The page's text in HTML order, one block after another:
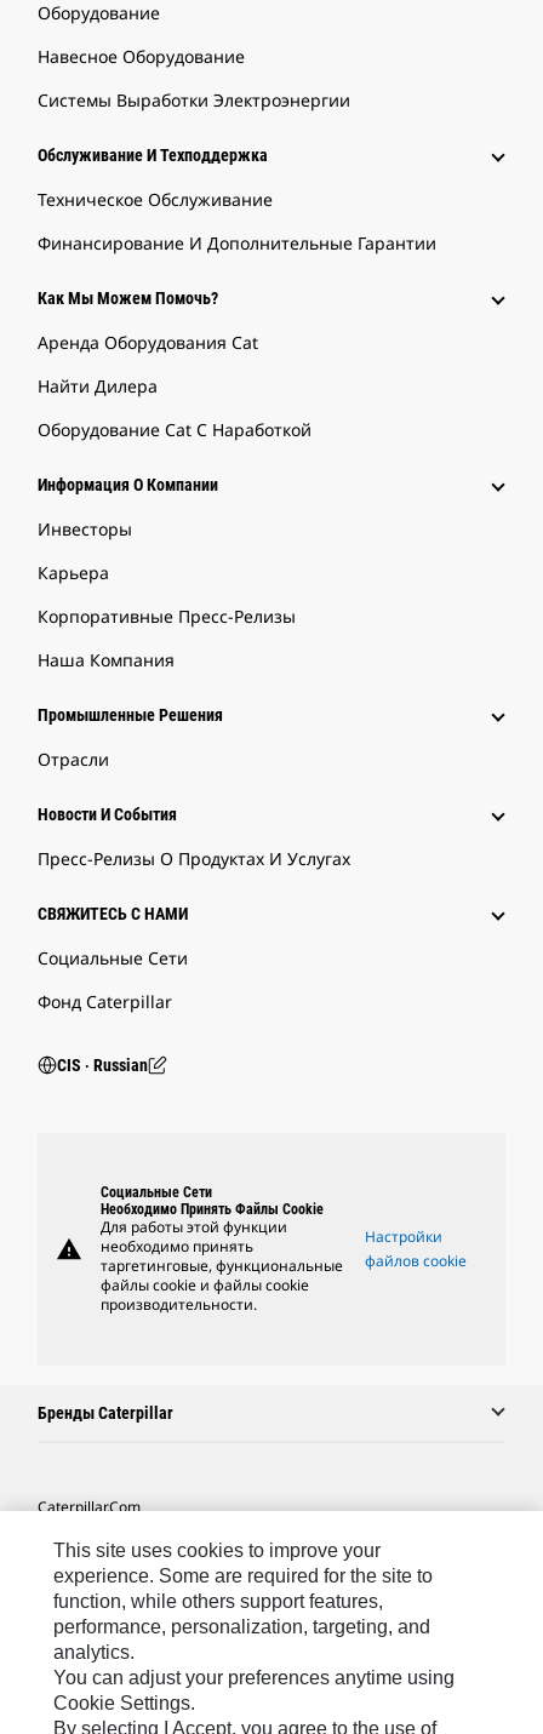
Оборудование
Навесное Оборудование
Системы Выработки Электроэнергии
Обслуживание И Техподдержка
Техническое Обслуживание
Финансирование И Дополнительные Гарантии
Как Мы Можем Помочь?
Аренда Оборудования Cat
Найти Дилера
Оборудование Cat С Наработкой
Информация О Компании
Инвесторы
Карьера
Корпоративные Пресс-Релизы
Наша Компания
Промышленные Решения
Отрасли
Новости И События
Пресс-Релизы О Продуктах И Услугах
СВЯЖИТЕСЬ С НАМИ
Социальные Сети
Фонд Caterpillar
CIS ‧ Russian
warning
Социальные Сети
Необходимо Принять Файлы Cookie
Для работы этой функции
необходимо принять
таргетинговые, функциональные
файлы cookie и файлы cookie
производительности.
Настройки
файлов cookie
Бренды Caterpillar
Caterpillar.com
Связаться С Caterpillar
Карта Сайта
Cookie Settings
Юридическая Информация
Конфиденциальность Личных Данных
This site uses cookies to improve your
experience. Some are required for the site to
function, while others support features,
performance, personalization, targeting, and
analytics.
You can adjust your preferences anytime using
Cookie Settings.
By selecting I Accept, you agree to the use of